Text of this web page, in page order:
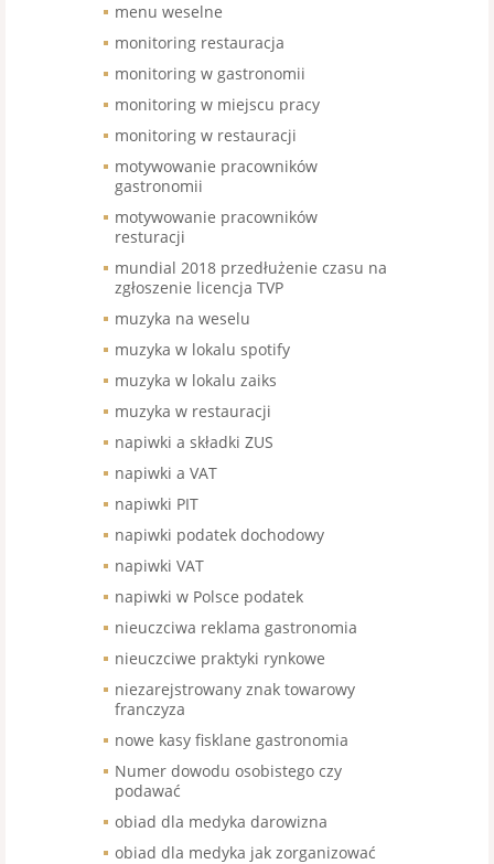
menu weselne
monitoring restauracja
monitoring w gastronomii
monitoring w miejscu pracy
monitoring w restauracji
motywowanie pracowników
gastronomii
motywowanie pracowników
resturacji
mundial 2018 przedłużenie czasu na
zgłoszenie licencja TVP
muzyka na weselu
muzyka w lokalu spotify
muzyka w lokalu zaiks
muzyka w restauracji
napiwki a składki ZUS
napiwki a VAT
napiwki PIT
napiwki podatek dochodowy
napiwki VAT
napiwki w Polsce podatek
nieuczciwa reklama gastronomia
nieuczciwe praktyki rynkowe
niezarejstrowany znak towarowy
franczyza
nowe kasy fisklane gastronomia
Numer dowodu osobistego czy
podawać
obiad dla medyka darowizna
obiad dla medyka jak zorganizować